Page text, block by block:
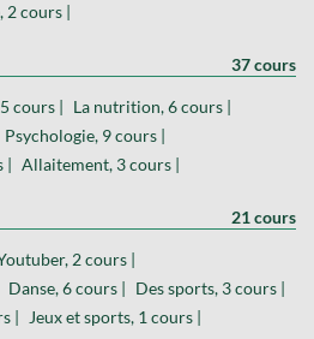
cours |
37 cours
cours |
La nutrition, 6 cours |
Psychologie, 9 cours |
Allaitement, 3 cours |
21 cours
2 cours |
Danse, 6 cours |
Des sports, 3 cours |
|
Jeux et sports, 1 cours |